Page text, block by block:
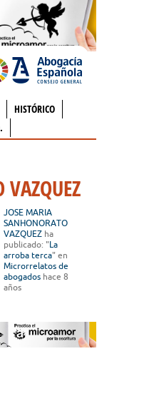
HISTÓRICO
VAZQUEZ
JOSE MARIA
SANHONORATO
VAZQUEZ ha
publicado: "La
arroba terca" en
Microrrelatos de
abogados hace 8
años